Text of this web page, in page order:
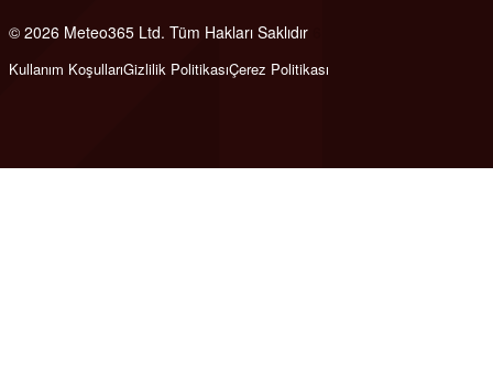
© 2026 Meteo365 Ltd. Tüm Hakları Saklıdır
Kullanım KoşullarıGizlilik PolitikasıÇerez Politikası